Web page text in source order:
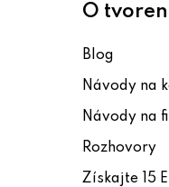
O
Blog
Návody na
Návody na
Rozhovory
Získajte 15